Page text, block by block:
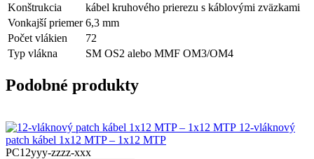
Konštrukcia
kábel kruhového prierezu s káblovými zväzkami
Vonkajší priemer 6,3 mm
Počet vlákien
72
Typ vlákna
SM OS2 alebo MMF OM3/OM4
Podobné produkty
12-vláknový
patch kábel 1x12 MTP – 1x12 MTP
PC12yyy-zzzz-xxx